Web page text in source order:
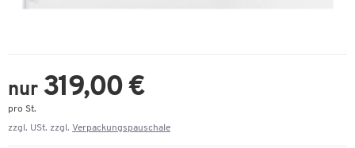
nur 319,00 €
pro St.
zzgl. USt. zzgl. Verpackungspauschale